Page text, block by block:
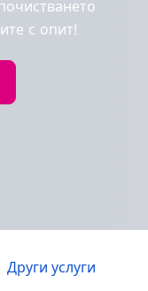
с опит!
Други услуги